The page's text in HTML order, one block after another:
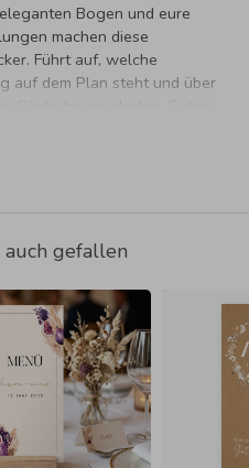
Bogen und eure
machen diese
Führt auf, welche
auf dem Plan steht und über
gefallen